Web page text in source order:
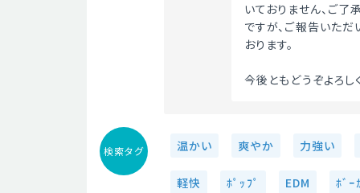
いておりません、ご了
ですが、ご報告いた
おります。
今後ともどうぞよろ
検索タグ 温かい 爽やか 力強い
軽快 ﾎﾟｯﾌﾟ EDM ﾎﾞｰ